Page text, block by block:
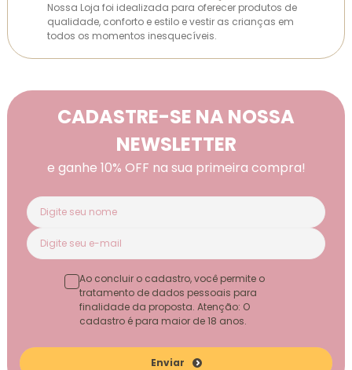
Nossa Loja foi idealizada para oferecer produtos de
qualidade, conforto e estilo e vestir as crianças em
todos os momentos inesquecíveis.
CADASTRE-SE NA NOSSA
NEWSLETTER
e ganhe 10% OFF na sua primeira compra!
Enviar
Ao concluir o cadastro, você permite o
tratamento de dados pessoais para
finalidade da proposta. Atenção: O
cadastro é para maior de 18 anos.